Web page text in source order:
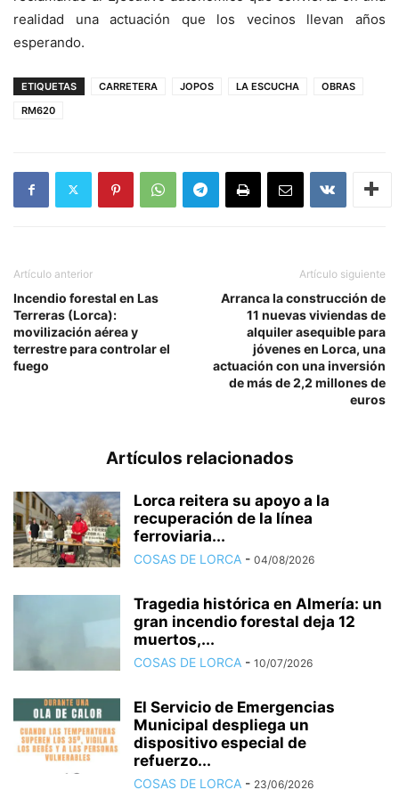
realidad una actuación que los vecinos llevan años
esperando.
ETIQUETAS CARRETERA JOPOS LA ESCUCHA
OBRAS
RM620
Artículo anterior
Incendio forestal en Las
Terreras (Lorca):
movilización aérea y
terrestre para controlar el
fuego
Artículo siguiente
Arranca la construcción de
11 nuevas viviendas de
alquiler asequible para
jóvenes en Lorca, una
actuación con una inversión
de más de 2,2 millones de
euros
Artículos relacionados
Lorca reitera su apoyo a la
recuperación de la línea
ferroviaria...
COSAS DE LORCA - 04/08/2026
Tragedia histórica en Almería: un
gran incendio forestal deja 12
muertos,...
COSAS DE LORCA - 10/07/2026
El Servicio de Emergencias
Municipal despliega un
dispositivo especial de
refuerzo...
COSAS DE LORCA - 23/06/2026